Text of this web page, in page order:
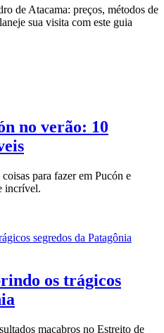
de Atacama: preços, métodos de
sua visita com este guia
no verão: 10
para fazer em Pucón e
incrível.
os trágicos
macabros no Estreito de